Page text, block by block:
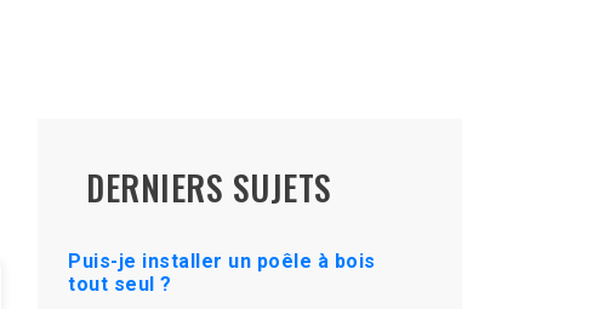
DERNIERS SUJETS
Puis-je installer un poêle à bois
tout seul ?